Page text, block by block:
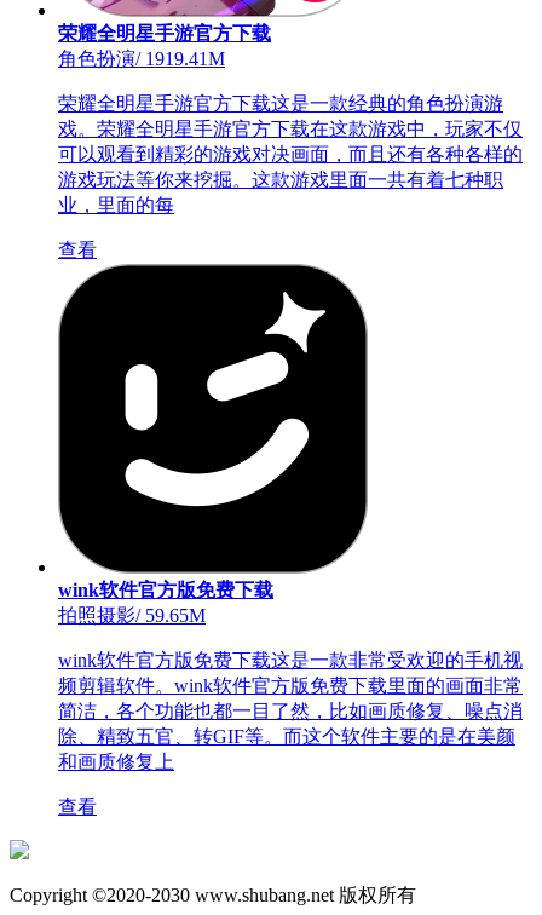
荣耀全明星手游官方下载
角色扮演/1919.41M
荣耀全明星手游官方下载这是一款经典的角色扮演游
戏。荣耀全明星手游官方下载在这款游戏中，玩家不仅
可以观看到精彩的游戏对决画面，而且还有各种各样的
游戏玩法等你来挖掘。这款游戏里面一共有着七种职
业，里面的每
查看
wink软件官方版免费下载
拍照摄影/59.65M
wink软件官方版免费下载这是一款非常受欢迎的手机视
频剪辑软件。wink软件官方版免费下载里面的画面非常
简洁，各个功能也都一目了然，比如画质修复、噪点消
除、精致五官、转GIF等。而这个软件主要的是在美颜
和画质修复上
查看
Copyright ©2020-2030 www.shubang.net 版权所有